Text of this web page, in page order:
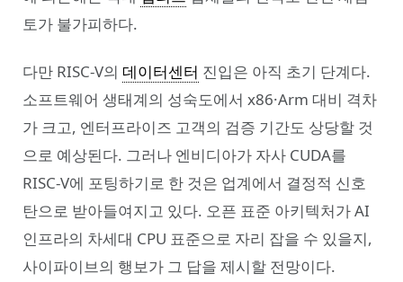
토가 불가피하다.
다만 RISC-V의 데이터센터 진입은 아직 초기 단계다.
소프트웨어 생태계의 성숙도에서 x86·Arm 대비 격차
가 크고, 엔터프라이즈 고객의 검증 기간도 상당할 것
으로 예상된다. 그러나 엔비디아가 자사 CUDA를
RISC-V에 포팅하기로 한 것은 업계에서 결정적 신호
탄으로 받아들여지고 있다. 오픈 표준 아키텍처가 AI
인프라의 차세대 CPU 표준으로 자리 잡을 수 있을지,
사이파이브의 행보가 그 답을 제시할 전망이다.